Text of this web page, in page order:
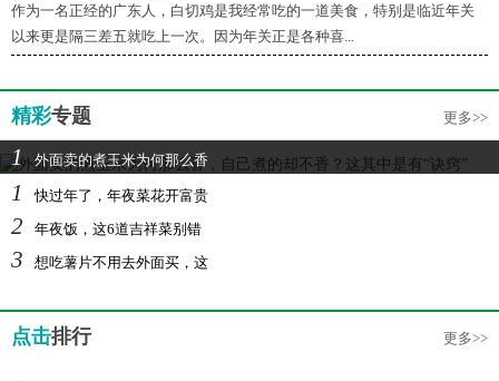
作为一名正经的广东人，白切鸡是我经常吃的一道美食，特别是临近年关
以来更是隔三差五就吃上一次。因为年关正是各种喜...
精彩专题 更多>>
1 外面卖的煮玉米为何那么香
1 快过年了，年夜菜花开富贵
2 年夜饭，这6道吉祥菜别错
3 想吃薯片不用去外面买，这
点击排行 更多>>